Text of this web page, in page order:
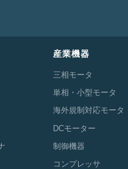
産業機器
三相モータ
単相・小型モータ
海外規制対応モータ
DCモーター
制御機器
コンプレッサ